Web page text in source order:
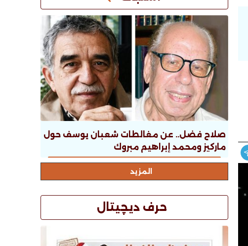
صلاح فضل.. عن مغالطات شعبان يوسف حول
ماركيز ومحمد إبراهيم مبروك
المزيد
حرف ديچيتال